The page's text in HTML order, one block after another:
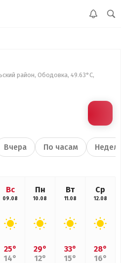
район, Ободовка, 49.63°С,
Вчера По часам
Вс
09.08
25°
14°
Пн
10.08
29°
12°
Вт
11.08
33°
15°
Ср
12.08
28°
16°